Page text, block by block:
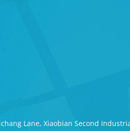
Lane, Xiaobian Second